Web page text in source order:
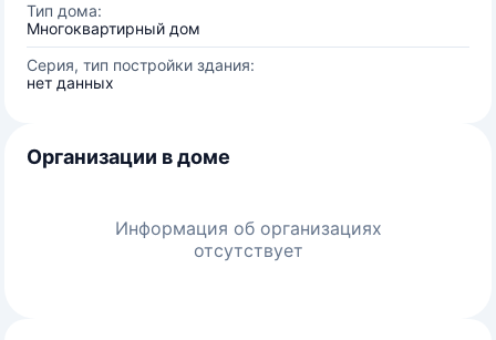
Тип дома:
Многоквартирный дом
Серия, тип постройки здания:
нет данных
Организации в доме
Информация об организациях
отсутствует